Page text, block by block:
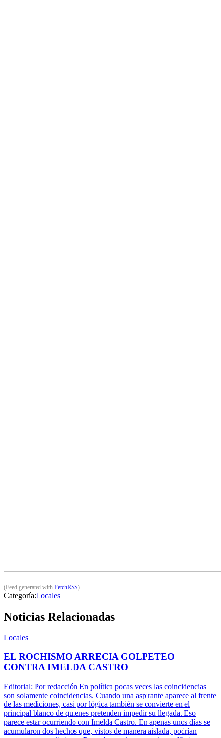
(Feed generated with FetchRSS)
Categoría:Locales
Noticias Relacionadas
Locales
EL ROCHISMO ARRECIA GOLPETEO
CONTRA IMELDA CASTRO
Editorial: Por redacción En política pocas veces las coincidencias
son solamente coincidencias. Cuando una aspirante aparece al frente
de las mediciones, casi por lógica también se convierte en el
principal blanco de quienes pretenden impedir su llegada. Eso
parece estar ocurriendo con Imelda Castro. En apenas unos días se
acumularon dos hechos que, vistos de manera aislada, podrían